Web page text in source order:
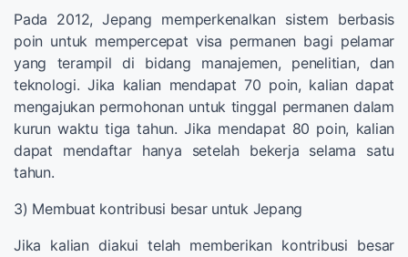
Pada 2012, Jepang memperkenalkan sistem berbasis
poin untuk mempercepat visa permanen bagi pelamar
yang terampil di bidang manajemen, penelitian, dan
teknologi. Jika kalian mendapat 70 poin, kalian dapat
mengajukan permohonan untuk tinggal permanen dalam
kurun waktu tiga tahun. Jika mendapat 80 poin, kalian
dapat mendaftar hanya setelah bekerja selama satu
tahun.
3) Membuat kontribusi besar untuk Jepang
Jika kalian diakui telah memberikan kontribusi besar